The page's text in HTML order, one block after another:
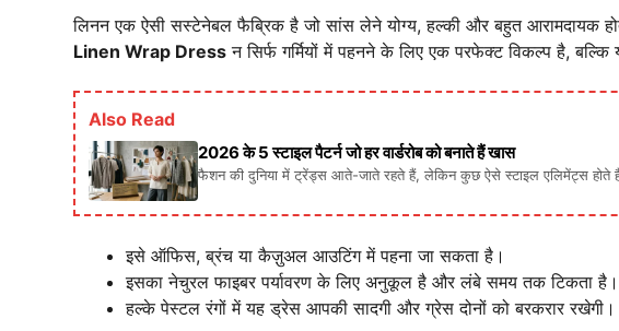
लिनन एक ऐसी सस्टेनेबल फैब्रिक है जो सांस लेने योग्य, हल्की और बहुत आरामदायक
Linen Wrap Dress न सिर्फ गर्मियों में पहनने के लिए एक परफेक्ट विकल्प है,
Also Read
2026 के 5 स्टाइल पैटर्न जो हर वार्डरोब को बनाते हैं खास
फैशन की दुनिया में ट्रेंड्स आते-जाते रहते हैं, लेकिन कुछ ऐसे स्टाइल एलिमेंट्स होते
इसे ऑफिस, ब्रंच या कैज़ुअल आउटिंग में पहना जा सकता है।
इसका नेचुरल फाइबर पर्यावरण के लिए अनुकूल है और लंबे समय तक टिकता है।
हल्के पेस्टल रंगों में यह ड्रेस आपकी सादगी और ग्रेस दोनों को बरकरार रखेगी।